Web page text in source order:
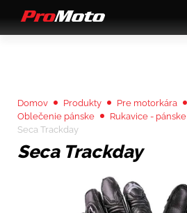
Domov Produkty Pre motorkára
Oblečenie pánske
Rukavice - pánske
Seca Trackday
Seca Trackday